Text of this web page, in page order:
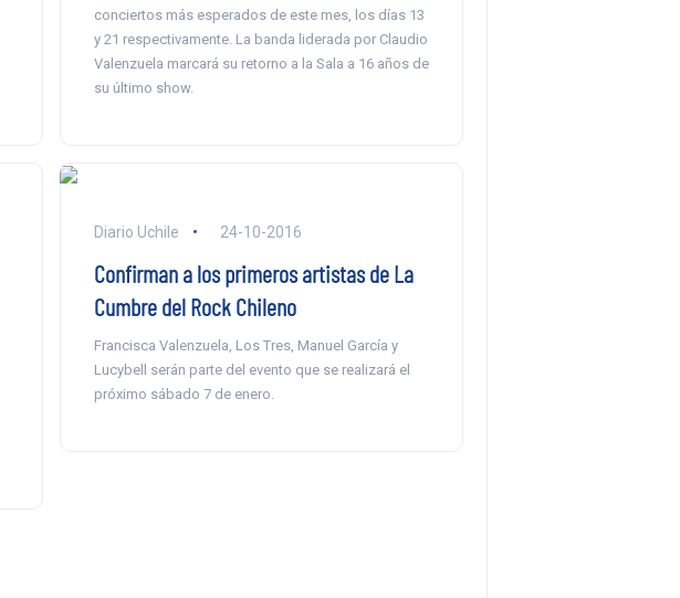
conciertos más esperados de este mes, los días 13
y 21 respectivamente. La banda liderada por Claudio
Valenzuela marcará su retorno a la Sala a 16 años de
su último show.
Diario Uchile 24-10-2016
Confirman a los primeros artistas de La
Cumbre del Rock Chileno
Francisca Valenzuela, Los Tres, Manuel García y
Lucybell serán parte del evento que se realizará el
próximo sábado 7 de enero.